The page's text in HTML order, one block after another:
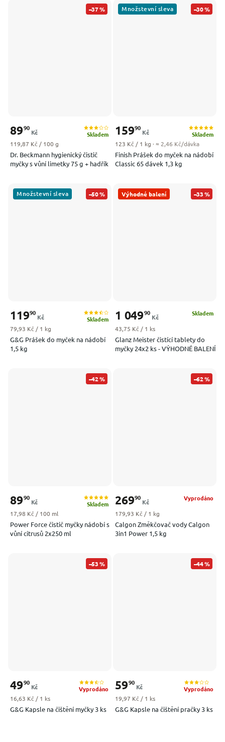
–37 %
Dr. Beckmann hygienický čistič
myčky s vůní limetky 75 g + hadřík
Skladem
8990
Kč
Měrná cena:
119,87 Kč / 100 g
Množstevní sleva –30 %
Finish Prášek do myček na nádobí
Classic 65 dávek 1,3 kg
Skladem
15990
Kč
Měrná cena:
123 Kč / 1 kg · ≈ 2,46 Kč/dávka
Množstevní sleva –50 %
G&G Prášek do myček na nádobí
1,5 kg
Skladem
11990
Kč
Měrná cena:
79,93 Kč / 1 kg
Výhodné balení –33 %
Glanz Meister čistící tablety do
myčky 24x2 ks - VÝHODNÉ BALENÍ
Skladem
1 04990
Kč
Měrná cena:
43,75 Kč / 1 ks
–42 %
Power Force čistič myčky nádobí s
vůní citrusů 2x250 ml
Skladem
8990
Kč
Měrná cena:
17,98 Kč / 100 ml
–62 %
Calgon Změkčovač vody Calgon
3in1 Power 1,5 kg
Vyprodáno
26990
Kč
Měrná cena:
179,93 Kč / 1 kg
–53 %
G&G Kapsle na čištění myčky 3 ks
Vyprodáno
4990
Kč
Měrná cena:
16,63 Kč / 1 ks
–44 %
G&G Kapsle na čištění pračky 3 ks
Vyprodáno
5990
Kč
Měrná cena:
19,97 Kč / 1 ks